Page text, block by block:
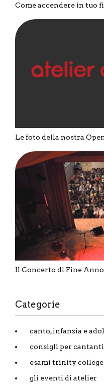
Come accendere in tuo
Le foto della nostra
Il Concerto di Fine Anno
Categorie
canto, infanzia e
consigli per cantanti
esami trinity
gli eventi di atelier